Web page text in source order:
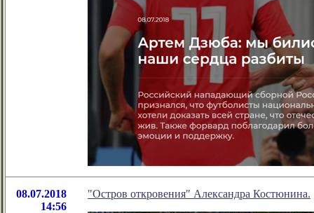
08.07.2018
14:56
"Остров откровения" Александра Костюнина.